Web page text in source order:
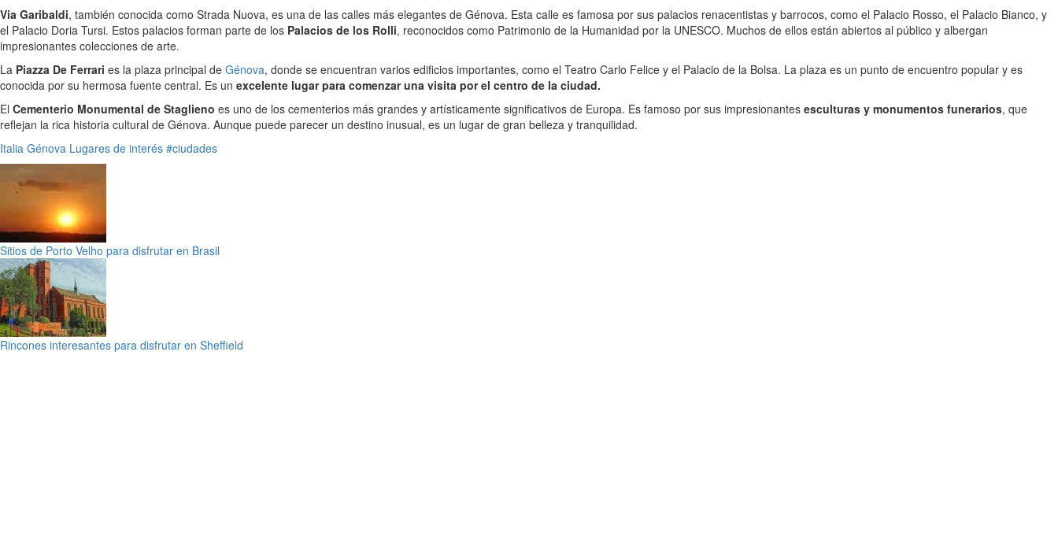
Via Garibaldi, también conocida como Strada Nuova, es una de las calles más elegantes de Génova. Esta calle es famosa por sus palacios renacentistas y barrocos, como el Palacio Rosso, el Palacio Bianco, y
el Palacio Doria Tursi. Estos palacios forman parte de los Palacios de los Rolli, reconocidos como Patrimonio de la Humanidad por la UNESCO. Muchos de ellos están abiertos al público y albergan
impresionantes colecciones de arte.
La Piazza De Ferrari es la plaza principal de Génova, donde se encuentran varios edificios importantes, como el Teatro Carlo Felice y el Palacio de la Bolsa. La plaza es un punto de encuentro popular y es
conocida por su hermosa fuente central. Es un excelente lugar para comenzar una visita por el centro de la ciudad.
El Cementerio Monumental de Staglieno es uno de los cementerios más grandes y artísticamente significativos de Europa. Es famoso por sus impresionantes esculturas y monumentos funerarios, que
reflejan la rica historia cultural de Génova. Aunque puede parecer un destino inusual, es un lugar de gran belleza y tranquilidad.
Italia Génova Lugares de interés #ciudades
Sitios de Porto Velho para disfrutar en Brasil
Rincones interesantes para disfrutar en Sheffield